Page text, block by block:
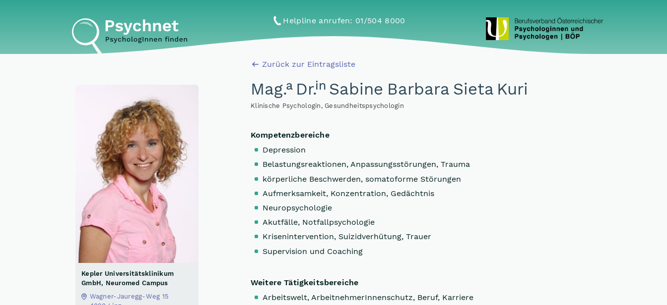
Helpline anrufen: 01/504 8000
Zurück zur Eintragsliste
Mag.aDr.inSabine Barbara Sieta Kuri
Klinische Psychologin, Gesundheitspsychologin
Kepler Universitätsklinikum
GmbH, Neuromed Campus
Wagner-Jauregg-Weg 15
Kompetenzbereiche
Depression
Belastungsreaktionen, Anpassungsstörungen, Trauma
körperliche Beschwerden, somatoforme Störungen
Aufmerksamkeit, Konzentration, Gedächtnis
Neuropsychologie
Akutfälle, Notfallpsychologie
Krisenintervention, Suizidverhütung, Trauer
Supervision und Coaching
Weitere Tätigkeitsbereiche
Arbeitswelt, ArbeitnehmerInnenschutz, Beruf, Karriere